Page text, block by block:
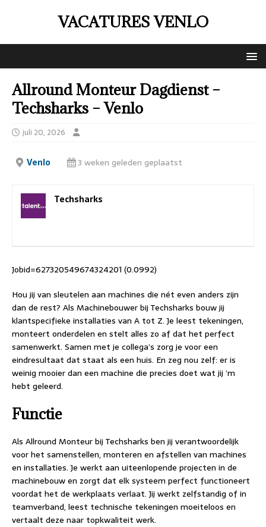
VACATURES VENLO
Allround Monteur Dagdienst –
Techsharks – Venlo
juli 20, 2026
Venlo 3 weken geleden geplaatst
Techsharks
Jobid=627320549674324201 (0.0992)
Hou jij van sleutelen aan machines die nét even anders zijn
dan de rest? Als Machinebouwer bij Techsharks bouw jij
klantspecifieke installaties van A tot Z. Je leest tekeningen,
monteert onderdelen en stelt alles zo af dat het perfect
samenwerkt. Samen met je collega’s zorg je voor een
eindresultaat dat staat als een huis. En zeg nou zelf: er is
weinig mooier dan een machine die precies doet wat jij ’m
hebt geleerd.
Functie
Als Allround Monteur bij Techsharks ben jij verantwoordelijk
voor het samenstellen, monteren en afstellen van machines
en installaties. Je werkt aan uiteenlopende projecten in de
machinebouw en zorgt dat elk systeem perfect functioneert
voordat het de werkplaats verlaat. Jij werkt zelfstandig of in
teamverband, leest technische tekeningen moeiteloos en
vertaalt deze naar topkwaliteit werk.